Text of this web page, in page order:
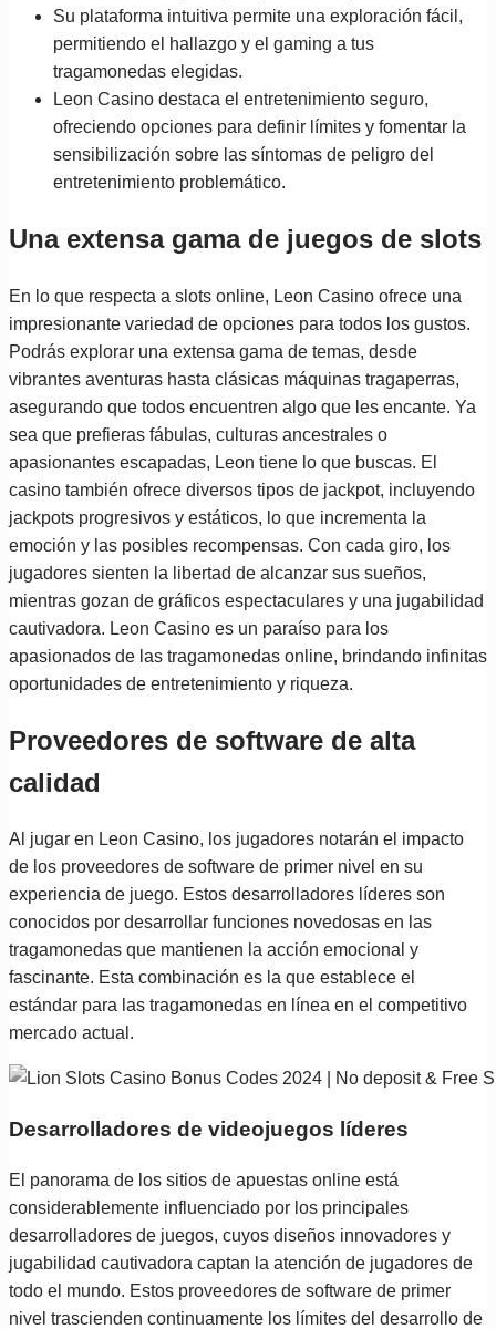
Su plataforma intuitiva permite una exploración fácil,
permitiendo el hallazgo y el gaming a tus
tragamonedas elegidas.
Leon Casino destaca el entretenimiento seguro,
ofreciendo opciones para definir límites y fomentar la
sensibilización sobre las síntomas de peligro del
entretenimiento problemático.
Una extensa gama de juegos de slots
En lo que respecta a slots online, Leon Casino ofrece una
impresionante variedad de opciones para todos los gustos.
Podrás explorar una extensa gama de temas, desde
vibrantes aventuras hasta clásicas máquinas tragaperras,
asegurando que todos encuentren algo que les encante. Ya
sea que prefieras fábulas, culturas ancestrales o
apasionantes escapadas, Leon tiene lo que buscas. El
casino también ofrece diversos tipos de jackpot, incluyendo
jackpots progresivos y estáticos, lo que incrementa la
emoción y las posibles recompensas. Con cada giro, los
jugadores sienten la libertad de alcanzar sus sueños,
mientras gozan de gráficos espectaculares y una jugabilidad
cautivadora. Leon Casino es un paraíso para los
apasionados de las tragamonedas online, brindando infinitas
oportunidades de entretenimiento y riqueza.
Proveedores de software de alta
calidad
Al jugar en Leon Casino, los jugadores notarán el impacto
de los proveedores de software de primer nivel en su
experiencia de juego. Estos desarrolladores líderes son
conocidos por desarrollar funciones novedosas en las
tragamonedas que mantienen la acción emocional y
fascinante. Esta combinación es la que establece el
estándar para las tragamonedas en línea en el competitivo
mercado actual.
Desarrolladores de videojuegos líderes
El panorama de los sitios de apuestas online está
considerablemente influenciado por los principales
desarrolladores de juegos, cuyos diseños innovadores y
jugabilidad cautivadora captan la atención de jugadores de
todo el mundo. Estos proveedores de software de primer
nivel trascienden continuamente los límites del desarrollo de